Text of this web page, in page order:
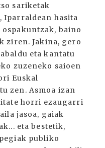
sariketak
Iparraldean hasita
baino
ziren. Jakina, gero
eta kantatu
zuzeneko saioen
Euskal
zen. Asmoa izan
horri ezaugarri
jasoa, gaiak
eta bestetik,
publiko